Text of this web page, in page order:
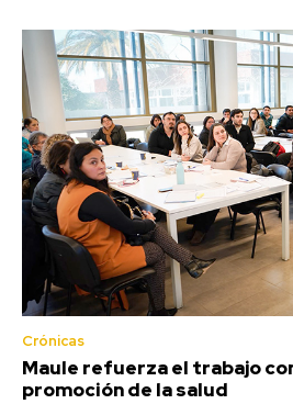
Crónicas
Maule refuerza el trabajo
promoción de la salud